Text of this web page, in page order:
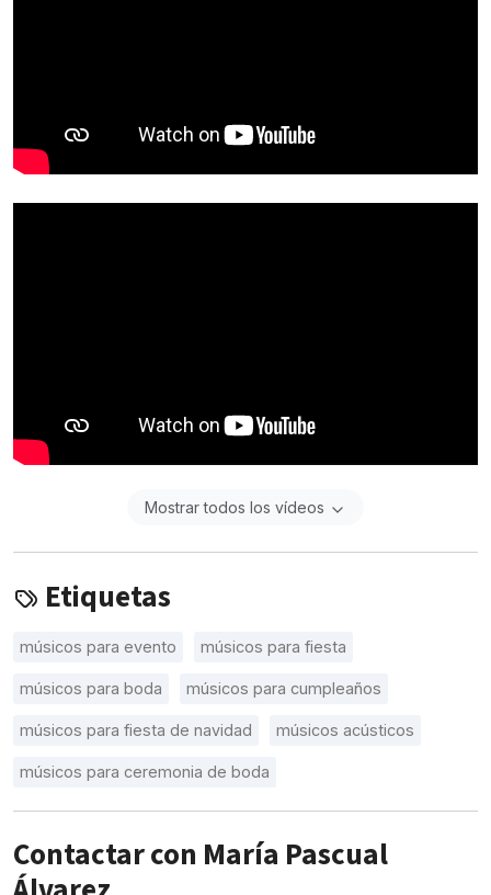
Mostrar todos los vídeos
Etiquetas
músicos para evento músicos para fiesta
músicos para boda músicos para cumpleaños
músicos para fiesta de navidad músicos acústicos
músicos para ceremonia de boda
Contactar con María Pascual